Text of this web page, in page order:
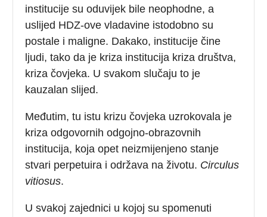
institucije su oduvijek bile neophodne, a
uslijed HDZ-ove vladavine istodobno su
postale i maligne. Dakako, institucije čine
ljudi, tako da je kriza institucija kriza društva,
kriza čovjeka. U svakom slučaju to je
kauzalan slijed.
Međutim, tu istu krizu čovjeka uzrokovala je
kriza odgovornih odgojno-obrazovnih
institucija, koja opet neizmijenjeno stanje
stvari perpetuira i održava na životu. Circulus
vitiosus.
U svakoj zajednici u kojoj su spomenuti